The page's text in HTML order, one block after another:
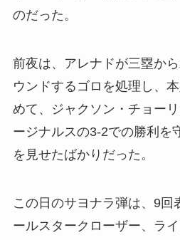
のだった。
前夜は、アレナドが三塁か
ウンドするゴロを処理し、
めて、ジャクソン・チョー
ージナルスの3-2での勝利を
を見せたばかりだった。
この日のサヨナラ弾は、9回
ールスタークローザー、ラ